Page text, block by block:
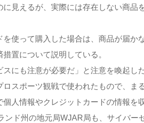
見えるが、実際には存在しない商品
使って購入した場合は、商品が届か
置について説明している。
にも注意が必要だ」と注意を喚起し
スポーツ観戦で使われたもので、ま
人情報やクレジットカードの情報を
ド州の地元局WJAR局も、サイバー